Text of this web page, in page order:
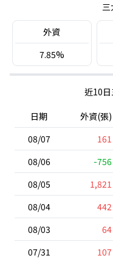
三
外資
7.85%
近10
日期
外資(張)
08/07
161
08/06
-756
08/05
1,821
08/04
442
08/03
64
07/31
107